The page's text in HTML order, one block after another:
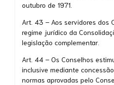
outubro de 1971.
Art. 43 – Aos servidores dos
regime jurídico da
legislação complementar.
Art. 44 – Os Conselhos
inclusive mediante
normas aprovadas pelo